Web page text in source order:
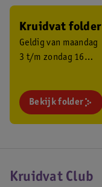
Kruidvat folder
Geldig van maandag
3 t/m zondag 16
Bekijk folder
Kruidvat Club